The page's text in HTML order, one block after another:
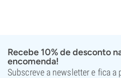
Recebe 10% de desconto
encomenda!
Subscreve a newsletter e fica a